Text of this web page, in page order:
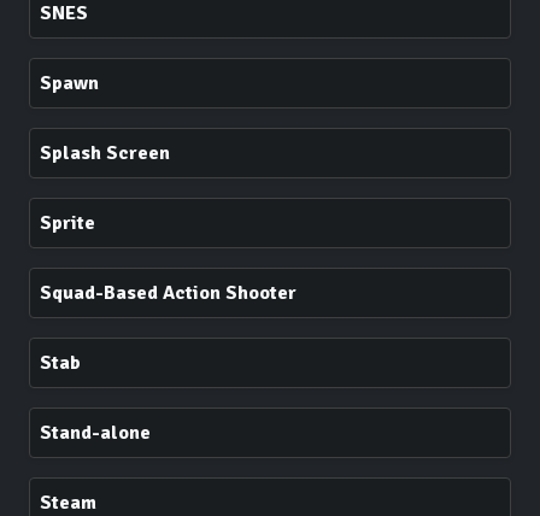
SNES
Spawn
Splash Screen
Sprite
Squad-Based Action Shooter
Stab
Stand-alone
Steam